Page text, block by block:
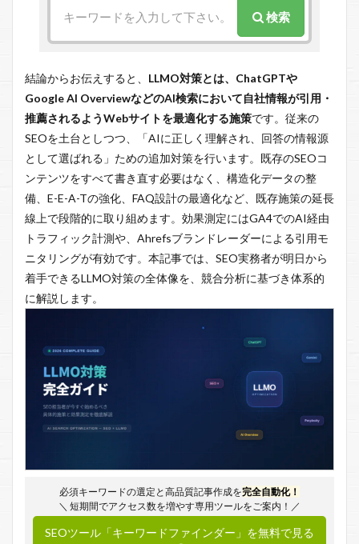
検索
結論からお伝えすると、 LLMO対策とは、ChatGPTや
Google AI OverviewなどのAI検索において自社情報が引用・
推薦されるようWebサイトを最適化する施策です。従来の
SEOを土台としつつ、「AIに正しく理解され、回答の情報源
として選ばれる」ための追加対策を行います。既存のSEOコ
ンテンツをすべて書き直す必要はなく、構造化データの整
備、E-E-A-Tの強化、FAQ設計の最適化など、既存施策の延長
線上で段階的に取り組めます。効果測定にはGA4でのAI経由
トラフィック計測や、Ahrefsブランドレーダーによる引用モ
ニタリングが有効です。本記事では、SEO実務者が明日から
着手できるLLMO対策の全体像を、競合分析に基づき体系的
に解説します。
必須キーワードの選定と高品質記事作成を完全自動化！
＼ 短期間でアクセス数を増やす専用ツールをご案内！／
SEOツール「キーワードファインダー」を無料で見る